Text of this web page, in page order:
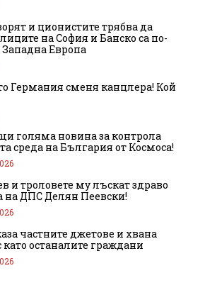
и ционистите трябва да
на София и Банско са по-
Западна Европа
Германия сменя канцлера! Кой
голяма новина за контрола
среда на България от Космоса!
и троловете му лъскат здраво
ДПС Делян Пеевски!
частните джетове и хвана
останалите граждани